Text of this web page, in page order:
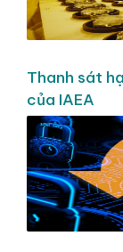
Thanh sát
của IAEA